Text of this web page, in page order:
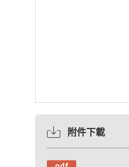
附件下載